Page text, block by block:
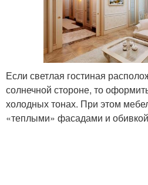
Если светлая гостиная
солнечной стороне, то
холодных тонах. При этом
«теплыми» фасадами и